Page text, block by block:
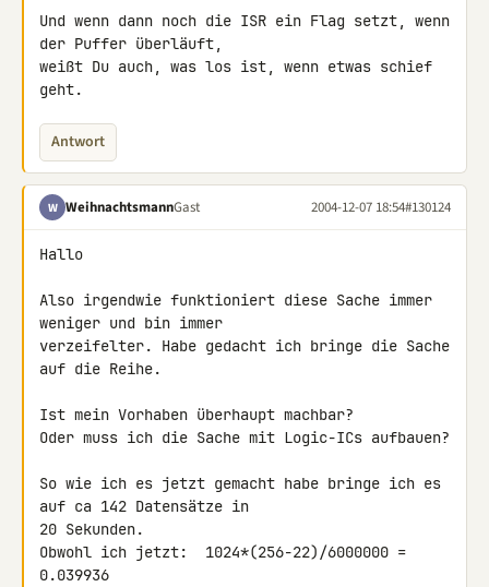
Und wenn dann noch die ISR ein Flag setzt, wenn
der Puffer überläuft,
weißt Du auch, was los ist, wenn etwas schief
geht.
Antwort
W WeihnachtsmannGast 2004-12-07 18:54#130124
Hallo
Also irgendwie funktioniert diese Sache immer
weniger und bin immer
verzeifelter. Habe gedacht ich bringe die Sache
auf die Reihe.
Ist mein Vorhaben überhaupt machbar?
Oder muss ich die Sache mit Logic-ICs aufbauen?
So wie ich es jetzt gemacht habe bringe ich es
auf ca 142 Datensätze in
20 Sekunden.
Obwohl ich jetzt:  1024*(256-22)/6000000 =
0.039936